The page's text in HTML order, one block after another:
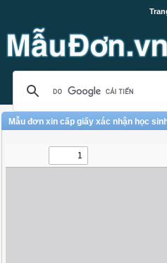
Mẫu đơn xin cấp giấy xác nhận học